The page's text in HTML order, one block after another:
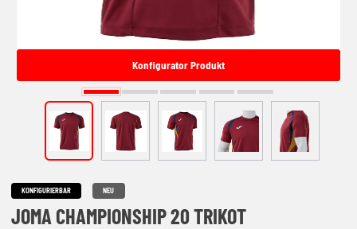
Konfigurator Produkt
KONFIGURIERBAR NEU
JOMA CHAMPIONSHIP 20 TRIKOT